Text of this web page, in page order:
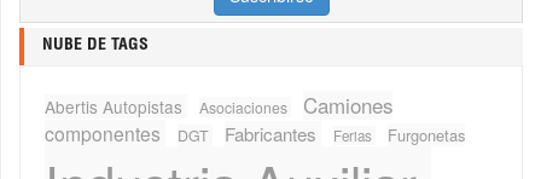
NUBE DE TAGS
Abertis Autopistas Asociaciones Camiones
componentes DGT Fabricantes Ferias Furgonetas